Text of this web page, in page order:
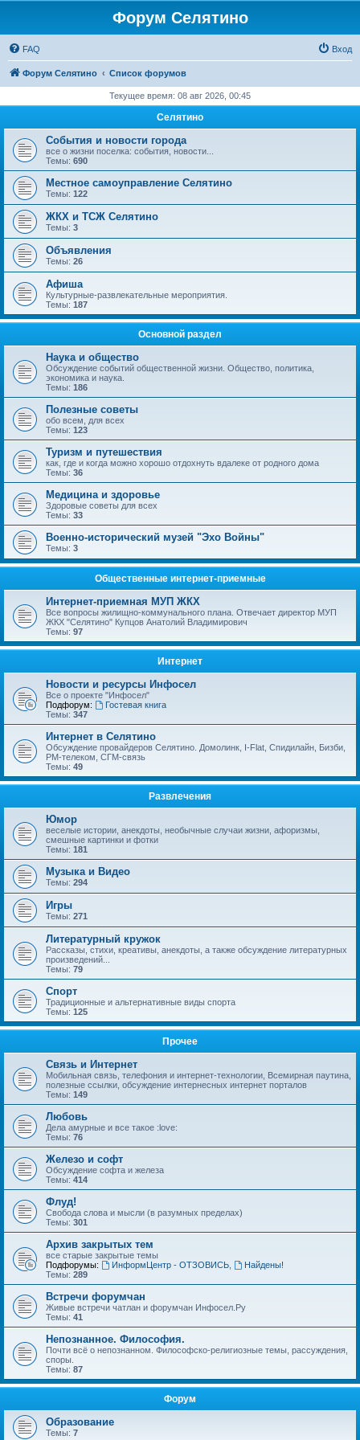
Форум Селятино
FAQ Вход
Форум Селятино Список форумов
Текущее время: 08 авг 2026, 00:45
Селятино
События и новости города
все о жизни поселка: события, новости...
Темы: 690
Местное самоуправление Селятино
Темы: 122
ЖКХ и ТСЖ Селятино
Темы: 3
Объявления
Темы: 26
Афиша
Культурные-развлекательные мероприятия.
Темы: 187
Основной раздел
Наука и общество
Обсуждение событий общественной жизни. Общество, политика,
экономика и наука.
Темы: 186
Полезные советы
обо всем, для всех
Темы: 123
Туризм и путешествия
как, где и когда можно хорошо отдохнуть вдалеке от родного дома
Темы: 36
Медицина и здоровье
Здоровые советы для всех
Темы: 33
Военно-исторический музей "Эхо Войны"
Темы: 3
Общественные интернет-приемные
Интернет-приемная МУП ЖКХ
Все вопросы жилищно-коммунального плана. Отвечает директор МУП
ЖКХ "Селятино" Купцов Анатолий Владимирович
Темы: 97
Интернет
Новости и ресурсы Инфосел
Все о проекте "Инфосел"
Подфорум:
Гостевая книга
Темы: 347
Интернет в Селятино
Обсуждение провайдеров Селятино. Домолинк, I-Flat, Спидилайн, Бизби,
РМ-телеком, СГМ-связь
Темы: 49
Развлечения
Юмор
веселые истории, анекдоты, необычные случаи жизни, афоризмы,
смешные картинки и фотки
Темы: 181
Музыка и Видео
Темы: 294
Игры
Темы: 271
Литературный кружок
Рассказы, стихи, креативы, анекдоты, а также обсуждение литературных
произведений...
Темы: 79
Спорт
Традиционные и альтернативные виды спорта
Темы: 125
Прочее
Связь и Интернет
Мобильная связь, телефония и интернет-технологии, Всемирная паутина,
полезные ссылки, обсуждение интернесных интернет порталов
Темы: 149
Любовь
Дела амурные и все такое :love:
Темы: 76
Железо и софт
Обсуждение софта и железа
Темы: 414
Флуд!
Свобода слова и мысли (в разумных пределах)
Темы: 301
Архив закрытых тем
все старые закрытые темы
Подфорумы:
ИнформЦентр - ОТЗОВИСЬ,
Найдены!
Темы: 289
Встречи форумчан
Живые встречи чатлан и форумчан Инфосел.Ру
Темы: 41
Непознанное. Философия.
Почти всё о непознанном. Философско-религиозные темы, рассуждения,
споры.
Темы: 87
Форум
Образование
Темы: 7